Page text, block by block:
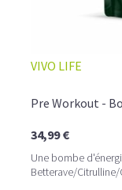
VIVO LIFE
Pre Workout -
34,99 €
Une bombe
Betterave/